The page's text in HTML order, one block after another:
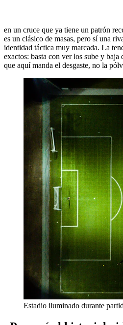
en un cruce que ya tiene un patrón
es un clásico de masas, pero sí una
identidad táctica muy marcada. La
exactos: basta con ver los sube y baja
que aquí manda el desgaste, no la
Estadio iluminado durante